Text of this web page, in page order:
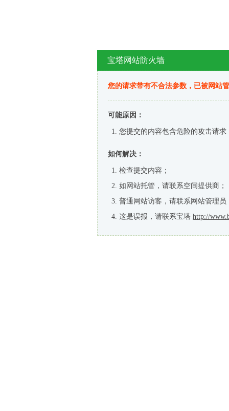
宝塔网站防火墙
您的请求带有不合法参数，已被网站
可能原因：
您提交的内容包含危险的攻击请求
如何解决：
检查提交内容；
如网站托管，请联系空间提供商；
普通网站访客，请联系网站管理员
这是误报，请联系宝塔 http://